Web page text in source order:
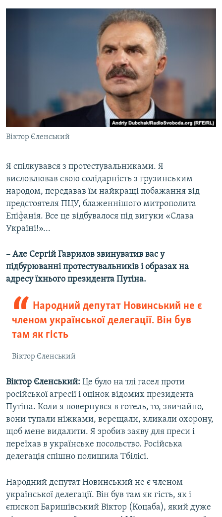
Віктор Єленський
Я спілкувався з протестувальниками. Я
висловлював свою солідарність з грузинським
народом, передавав їм найкращі побажання від
предстоятеля ПЦУ, блаженнішого митрополита
Епіфанія. Все це відбувалося під вигуки «Слава
Україні!»...
– Але Сергій Гаврилов звинуватив вас у
підбурюванні протестувальників і образах на
адресу їхнього президента Путіна.
Народний депутат Новинський не є
членом української делегації. Він був
там як гість
Віктор Єленський
Віктор Єленський: Це було на тлі гасел проти
російської агресії і оцінок відомих президента
Путіна. Коли я повернувся в готель, то, звичайно,
вони тупали ніжками, верещали, кликали охорону,
щоб мене видалити. Я зробив заяву для преси і
переїхав в українське посольство. Російська
делегація спішно полишила Тбілісі.
Народний депутат Новинський не є членом
української делегації. Він був там як гість, як і
єпископ Баришівський Віктор (Коцаба), який дуже